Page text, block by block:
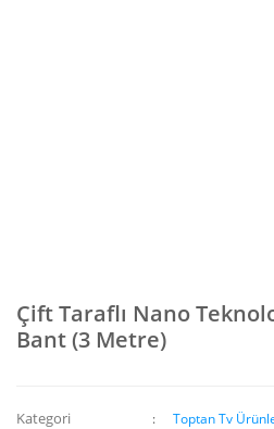
Çift Taraflı Nano
Bant (3 Metre)
Kategori Toptan Tv